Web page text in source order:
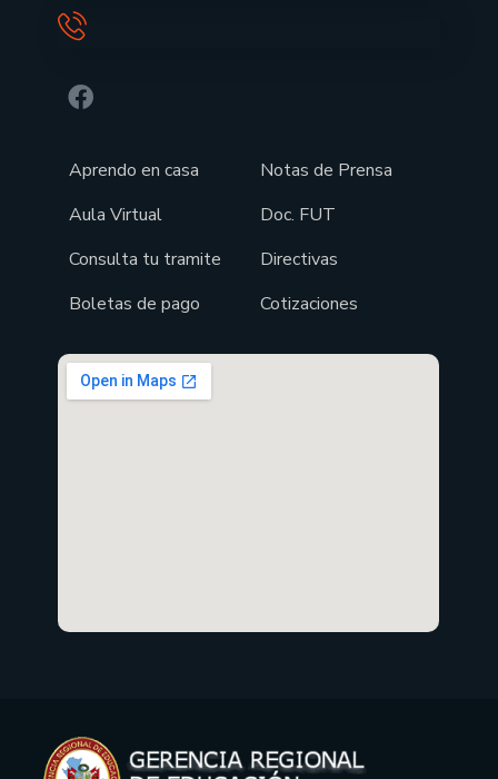
Aprendo en casa
Aula Virtual
Consulta tu tramite
Boletas de pago
Notas de Prensa
Doc. FUT
Directivas
Cotizaciones